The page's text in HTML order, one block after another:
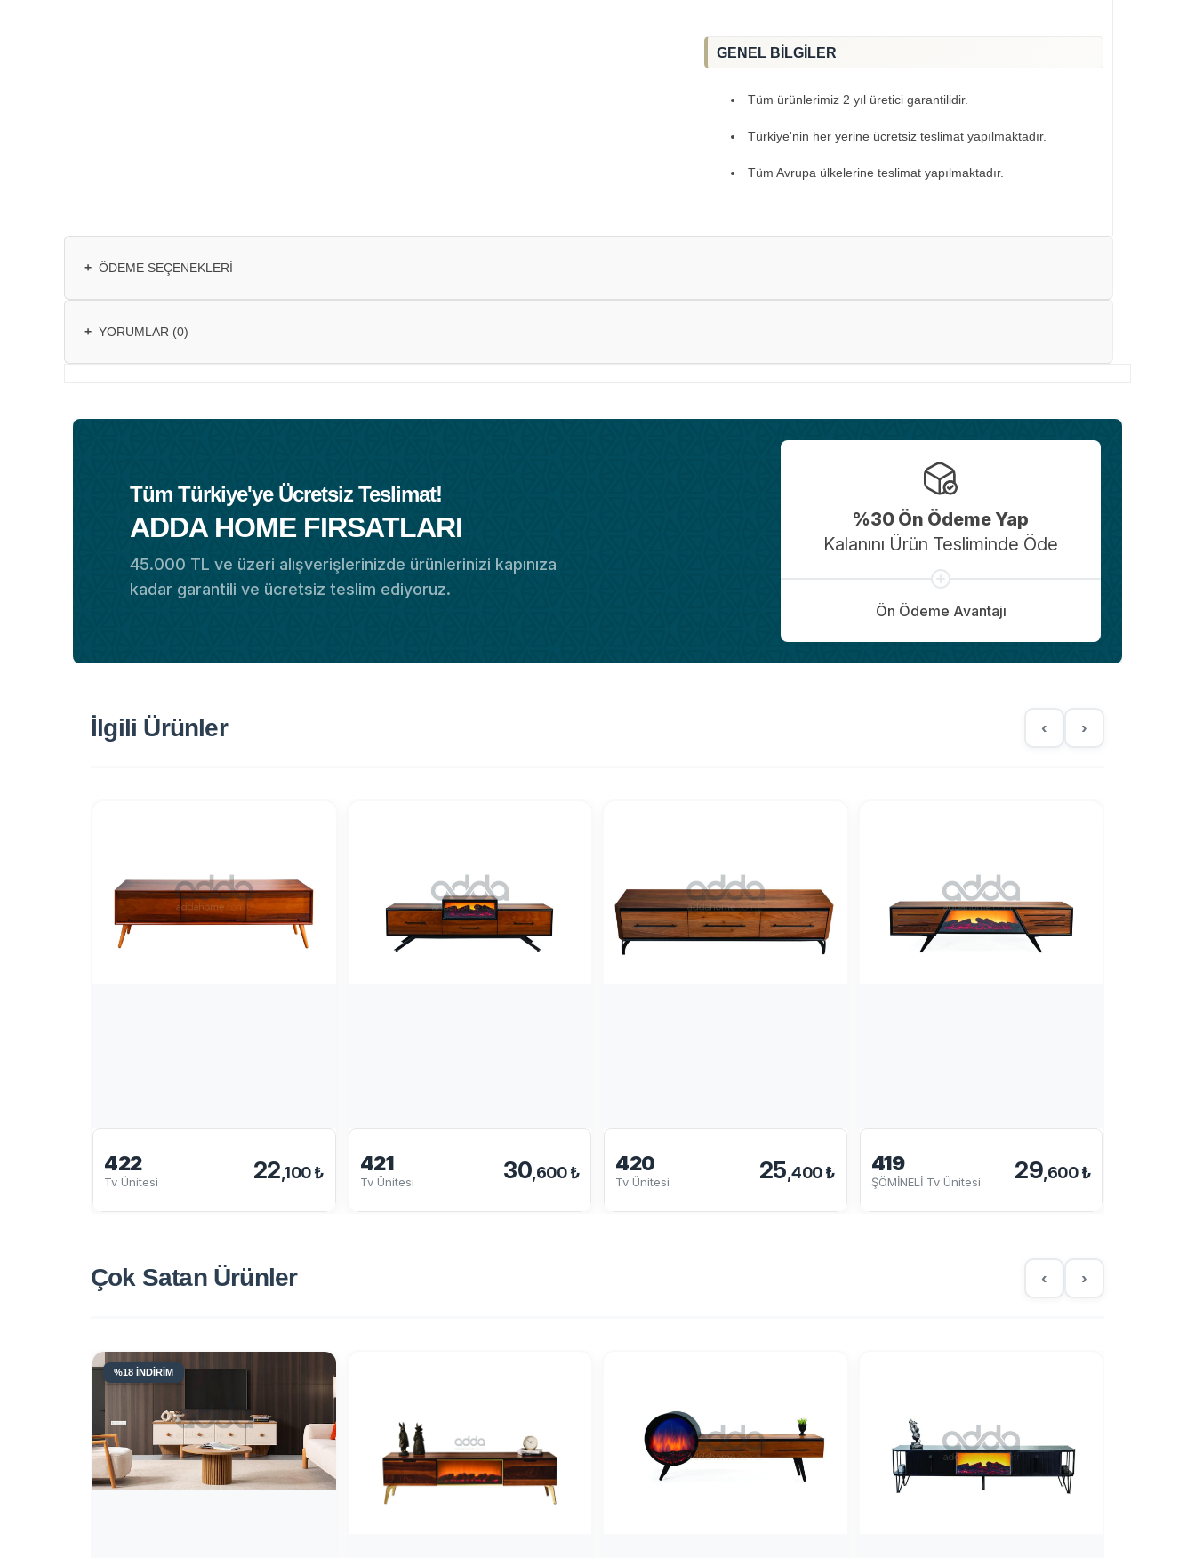
GENEL BİLGİLER
Tüm ürünlerimiz 2 yıl üretici garantilidir.
Türkiye'nin her yerine ücretsiz teslimat yapılmaktadır.
Tüm Avrupa ülkelerine teslimat yapılmaktadır.
+ ÖDEME SEÇENEKLERI
+ YORUMLAR (0)
Tüm Türkiye'ye Ücretsiz Teslimat!
ADDA HOME FIRSATLARI
45.000 TL ve üzeri alışverişlerinizde ürünlerinizi kapınıza
kadar garantili ve ücretsiz teslim ediyoruz.
%30 Ön Ödeme Yap
Kalanını Ürün Tesliminde Öde
Ön Ödeme Avantajı
İlgili Ürünler ‹ ›
422
Tv Ünitesi 22 ,100 ₺ 421
Tv Ünitesi 30 ,600 ₺ 420
Tv Ünitesi 25 ,400 ₺ 419
ŞÖMİNELİ Tv Ünitesi 29 ,600 ₺
Çok SatanÜrünler ‹ ›
%18 İNDİRİM